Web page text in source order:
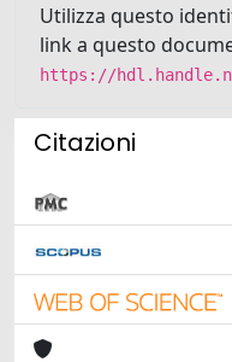
Utilizza questo
link a questo
https://
Citazioni